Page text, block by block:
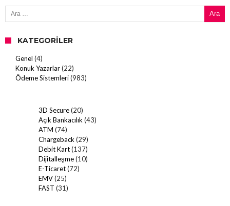
Arama:
KATEGORILER
Genel (4)
Konuk Yazarlar(22)
Ödeme Sistemleri(983)
3D Secure(20)
Açık Bankacılık (43)
ATM (74)
Chargeback (29)
Debit Kart(137)
Dijitalleşme(10)
E-Ticaret(72)
EMV(25)
FAST (31)